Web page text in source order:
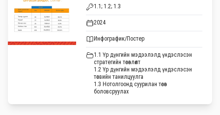
1.1; 1.2; 1.3
2024
Инфографик/Постер
1.1 Үр дүнгийн мэдээлэлд үндэслэсэн
стратегийн төсөвлөлт
1.2 Үр дүнгийн мэдээлэлд үндэслэсэн
төсвийн танилцуулга
1.3 Нотолгоонд суурилан төсөв
боловсруулах